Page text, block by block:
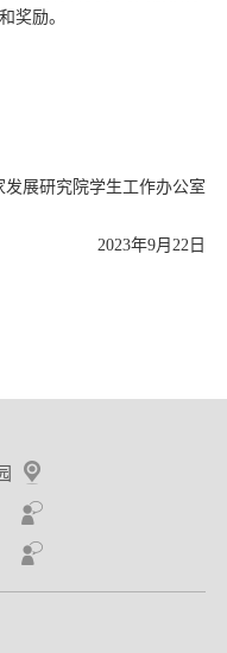
奖励。
发展研究院学生工作办公室
2023年9月22 日